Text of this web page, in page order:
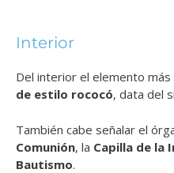
Interior
Del interior el elemento
de estilo rococó, data del
También cabe señalar el
Comunión, la Capilla de la
Bautismo.